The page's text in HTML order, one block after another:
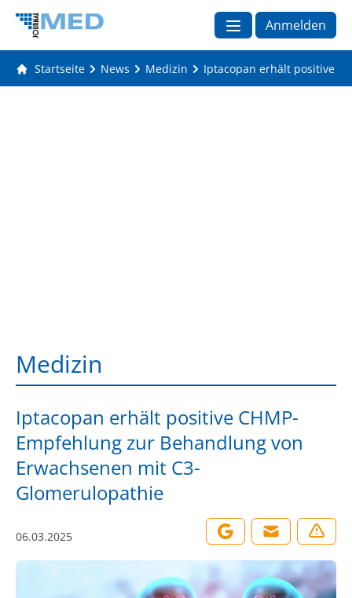
Anmelden
Startseite News Medizin Iptacopan erhält positive
Medizin
Iptacopan erhält positive CHMP-
Empfehlung zur Behandlung von
Erwachsenen mit C3-
Glomerulopathie
06.03.2025